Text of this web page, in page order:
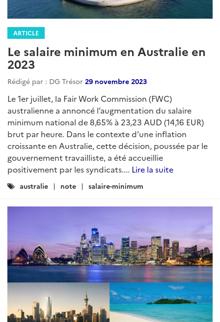
ARTICLE
Le salaire minimum en Australie en
2023
Rédigé par : DG Trésor 29 novembre 2023
Le 1er juillet, la Fair Work Commission (FWC)
australienne a annoncé l’augmentation du salaire
minimum national de 8,65% à 23,23 AUD (14,16 EUR)
brut par heure. Dans le contexte d’une inflation
croissante en Australie, cette décision, poussée par le
gouvernement travailliste, a été accueillie
positivement par les syndicats.... Lire la suite
Catégories
australie note salaire-minimum